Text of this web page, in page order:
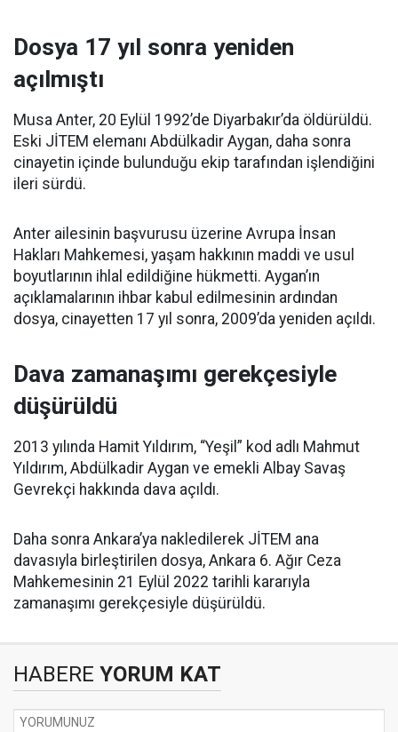
Dosya 17 yıl sonra yeniden
açılmıştı
Musa Anter, 20 Eylül 1992’de Diyarbakır’da öldürüldü.
Eski JİTEM elemanı Abdülkadir Aygan, daha sonra
cinayetin içinde bulunduğu ekip tarafından işlendiğini
ileri sürdü.
Anter ailesinin başvurusu üzerine Avrupa İnsan
Hakları Mahkemesi, yaşam hakkının maddi ve usul
boyutlarının ihlal edildiğine hükmetti. Aygan’ın
açıklamalarının ihbar kabul edilmesinin ardından
dosya, cinayetten 17 yıl sonra, 2009’da yeniden açıldı.
Dava zamanaşımı gerekçesiyle
düşürüldü
2013 yılında Hamit Yıldırım, “Yeşil” kod adlı Mahmut
Yıldırım, Abdülkadir Aygan ve emekli Albay Savaş
Gevrekçi hakkında dava açıldı.
Daha sonra Ankara’ya nakledilerek JİTEM ana
davasıyla birleştirilen dosya, Ankara 6. Ağır Ceza
Mahkemesinin 21 Eylül 2022 tarihli kararıyla
zamanaşımı gerekçesiyle düşürüldü.
HABERE YORUM KAT